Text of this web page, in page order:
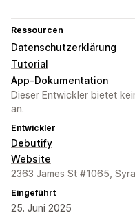
Ressourcen
Datenschutzerklärung
Tutorial
App-Dokumentation
Dieser Entwickler bietet
an.
Entwickler
Debutify
Website
2363 James St #1065,
Eingeführt
25. Juni 2025